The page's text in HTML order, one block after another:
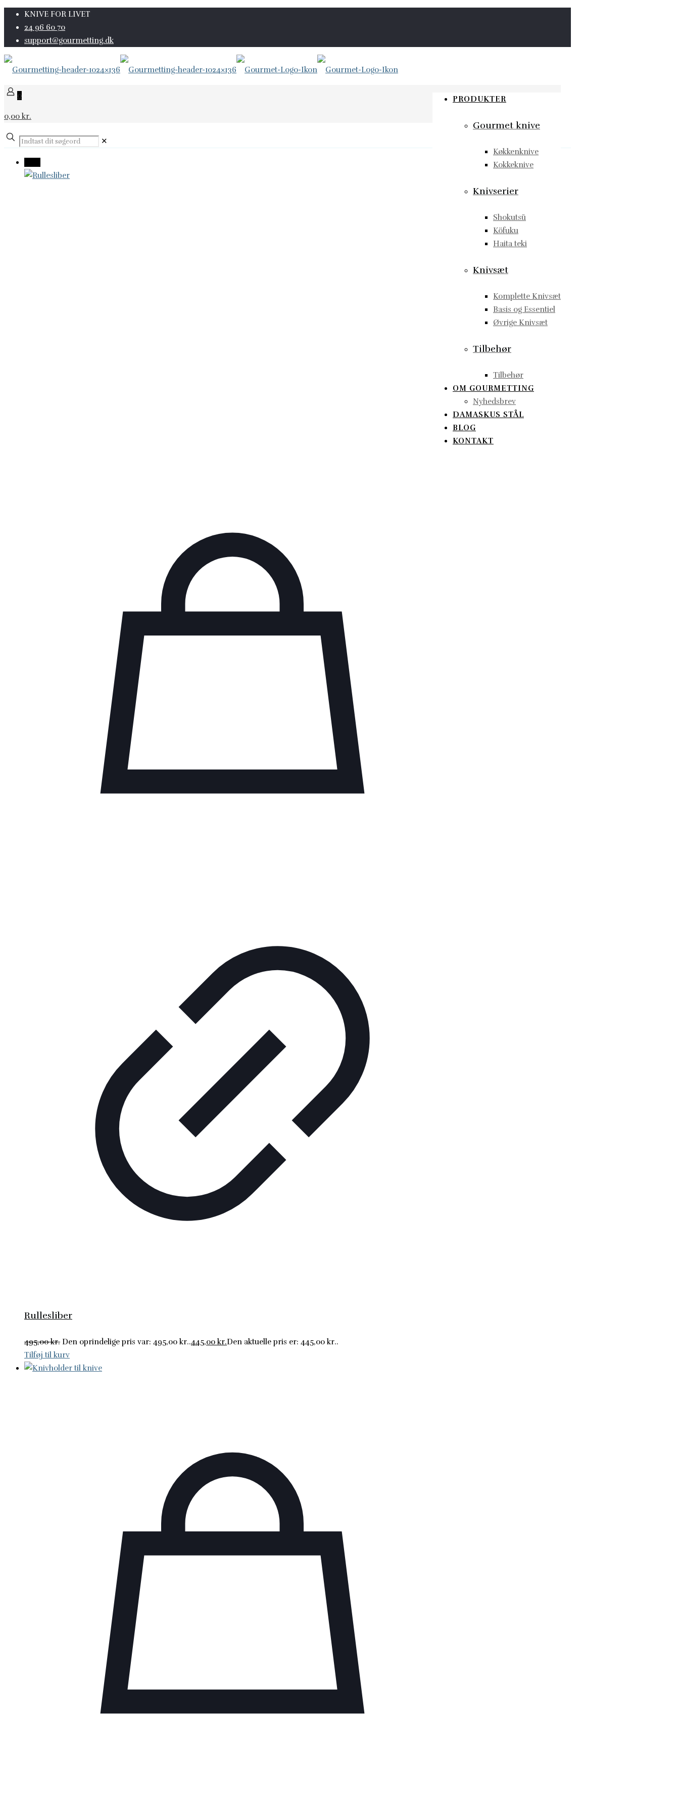
KNIVE FOR LIVET
24 96 60 70
support@gourmetting.dk
PRODUKTER
Gourmet knive
Køkkenknive
Kokkeknive
Knivserier
Shokutsü
Köfuku
Haita teki
Knivsæt
Komplette Knivsæt
Basis og Essentiel
Øvrige Knivsæt
Tilbehør
Tilbehør
OM GOURMETTING
Nyhedsbrev
DAMASKUS STÅL
BLOG
KONTAKT
0
0,00 kr.
✕
Rullesliber
495,00kr. Den oprindelige pris var: 495,00 kr..445,00kr.Den aktuelle pris er: 445,00 kr..
Tilføj til kurv